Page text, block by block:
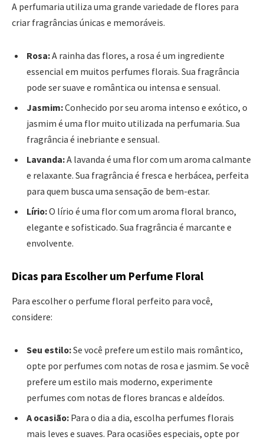
A perfumaria utiliza uma grande variedade de flores para
criar fragrâncias únicas e memoráveis.
Rosa:A rainha das flores, a rosa é um ingrediente
essencial em muitos perfumes florais. Sua fragrância
pode ser suave e romântica ou intensa e sensual.
Jasmim:Conhecido por seu aroma intenso e exótico, o
jasmim é uma flor muito utilizada na perfumaria. Sua
fragrância é inebriante e sensual.
Lavanda:A lavanda é uma flor com um aroma calmante
e relaxante. Sua fragrância é fresca e herbácea, perfeita
para quem busca uma sensação de bem-estar.
Lírio:O lírio é uma flor com um aroma floral branco,
elegante e sofisticado. Sua fragrância é marcante e
envolvente.
Dicas para Escolher um Perfume Floral
Para escolher o perfume floral perfeito para você,
considere:
Seu estilo:Se você prefere um estilo mais romântico,
opte por perfumes com notas de rosa e jasmim. Se você
prefere um estilo mais moderno, experimente
perfumes com notas de flores brancas e aldeídos.
A ocasião: Para o dia a dia, escolha perfumes florais
mais leves e suaves. Para ocasiões especiais, opte por